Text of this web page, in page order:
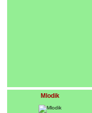
Mlodik